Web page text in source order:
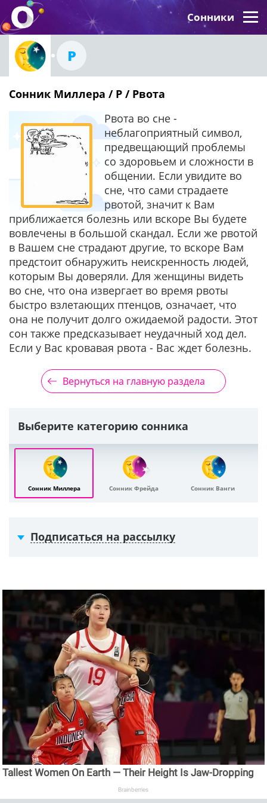
Сонники
Р
Сонник Миллера / Р / Рвота
Рвота во сне -
неблагоприятный символ,
предвещающий проблемы
со здоровьем и сложности в
общении. Если увидите во
сне, что сами страдаете
рвотой, значит к Вам
приближается болезнь или вскоре Вы будете
вовлечены в большой скандал. Если же рвотой
в Вашем сне страдают другие, то вскоре Вам
предстоит обнаружить неискренность людей,
которым Вы доверяли. Для женщины видеть
во сне, что она извергает во время рвоты
быстро взлетающих птенцов, означает, что
она не получит долго ожидаемой радости. Этот
сон также предсказывает неудачный ход дел.
Если у Вас кровавая рвота - Вас ждет болезнь.
Вернуться на главную раздела
Выберите категорию сонника
Сонник Миллера Сонник Фрейда Сонник Ванги
Подписаться на рассылку
Tallest Women On Earth — Their Height Is Jaw-Dropping
Brainberries